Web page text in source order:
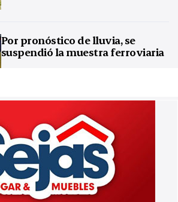
Por pronóstico de lluvia, se
suspendió la muestra ferroviaria